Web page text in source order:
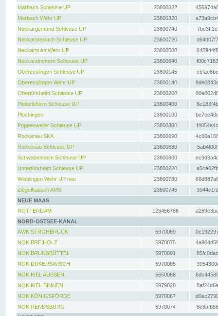
Marbach Schleuse UP
23800322
Marbach Wehr UP
23800320
Neckargemünd Schleuse UP
23800740
Neckarsteinach Schleuse UP
23800720
Neckarsulm Wehr UP
23800580
Neckarzimmern Schleuse UP
23800640
Oberesslingen Schleuse UP
23800145
Oberesslingen Wehr UP
23800140
Obertürkheim Schleuse UP
23800200
Pleidelsheim Schleuse UP
23800400
Plochingen
23800100
Poppenweiler Schleuse UP
23800300
Rockenau SKA
23800690
Rockenau Schleuse UP
23800680
Schwabenheim Schleuse UP
23800800
Untertürkheim Schleuse UP
23800220
Wieblingen Wehr UP neu
23800780
Ziegelhausen AMS
23800745
NEUE MAAS
ROTTERDAM
123456786
NORD-OSTSEE-KANAL
AWK STROHBRÜCK
5970069
NOK BREIHOLZ
5970075
NOK BRUNSBÜTTEL
5970091
NOK DÜKERSWISCH
5970085
NOK KIEL AUSSEN
5650068
NOK KIEL BINNEN
5979020
NOK KÖNIGSFÖRDE
5970067
NOK RENDSBURG
5970074